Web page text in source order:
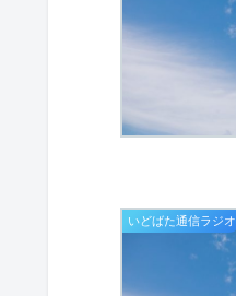
いどばた通信ラジオ